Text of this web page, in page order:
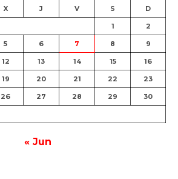
X J V S D
1 2
5 6 7 8 9
12 13 14 15 16
19 20 21 22 23
26 27 28 29 30
« Jun